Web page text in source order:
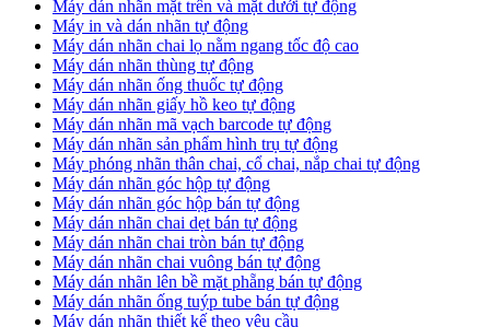
​Máy dán nhãn mặt trên và mặt dưới tự động
Máy in và dán nhãn tự động
Máy dán nhãn chai lọ nằm ngang tốc độ cao
​Máy dán nhãn thùng tự động
Máy dán nhãn ống thuốc tự động
​Máy dán nhãn giấy hồ keo tự động
​Máy dán nhãn mã vạch barcode tự động
​Máy dán nhãn sản phẩm hình trụ tự động
Máy phóng nhãn thân chai, cổ chai, nắp chai tự động
​Máy dán nhãn góc hộp tự động
Máy dán nhãn góc hộp bán tự động
​Máy dán nhãn chai dẹt bán tự động
Máy dán nhãn chai tròn bán tự động
Máy dán nhãn chai vuông bán tự động
Máy dán nhãn lên bề mặt phẵng bán tự động
​Máy dán nhãn ống tuýp tube bán tự động
Máy dán nhãn thiết kế theo yêu cầu